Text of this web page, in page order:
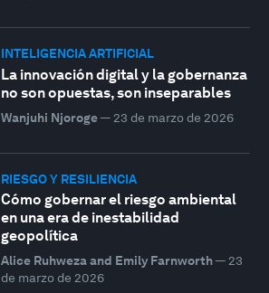
INTELIGENCIA ARTIFICIAL
La innovación digital y la gobernanza
no son opuestas, son inseparables
Wanjuhi Njoroge— 23 de marzo de 2026
RIESGO Y RESILIENCIA
Cómo gobernar el riesgo ambiental
en una era de inestabilidad
geopolítica
Alice Ruhweza and Emily Farnworth— 23
de marzo de 2026